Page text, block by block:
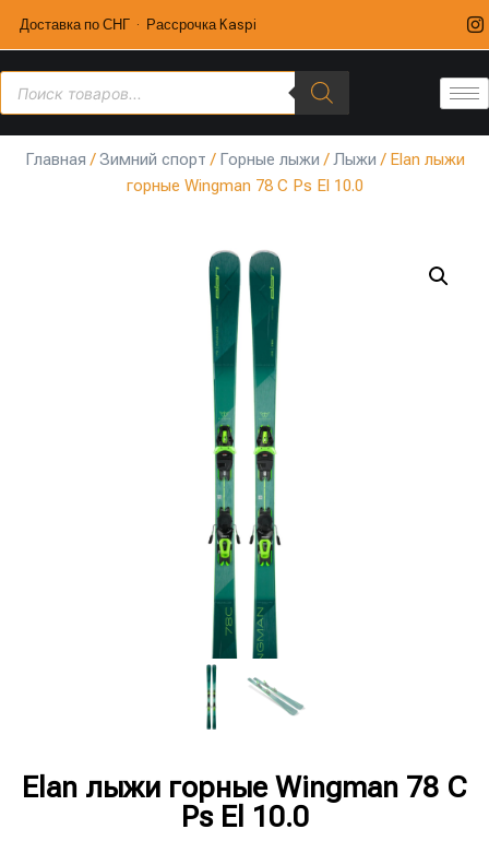
Доставка по СНГ · Рассрочка Kaspi
Главная /Зимний спорт / Горные лыжи /Лыжи / Elan лыжи
горные Wingman 78 C Ps El 10.0
Elan лыжи горные Wingman 78 C
Ps El 10.0